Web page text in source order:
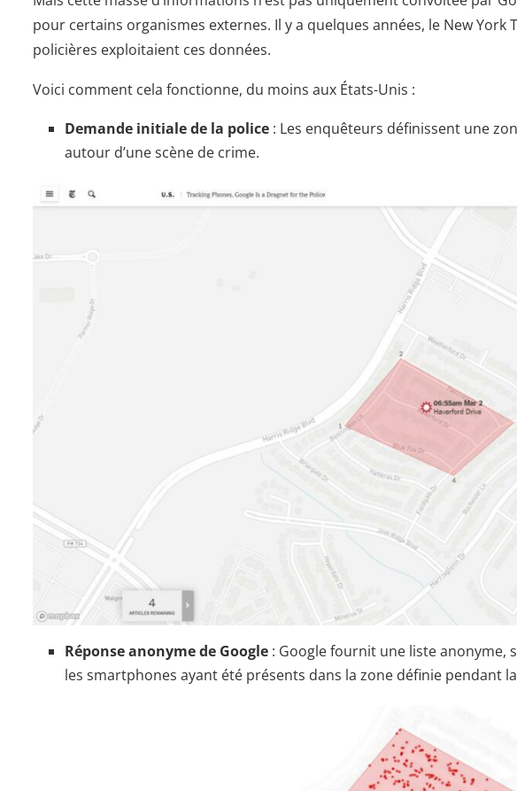
pour certains organismes externes. Il y a quelques années, le New
policières exploitaient ces données.
Voici comment cela fonctionne, du moins aux États-Unis :
Demande initiale de la police : Les enquêteurs définissent une
autour d’une scène de crime.
Réponse anonyme de Google : Google fournit une liste anonyme,
les smartphones ayant été présents dans la zone définie pendant